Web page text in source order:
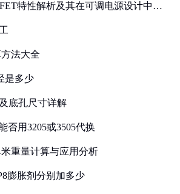
特性解析及其在可调电源设计中的
法大全
是多少
底孔尺寸详解
否用3205或3505代换
重量计算与应用分析
膨胀剂分别加多少